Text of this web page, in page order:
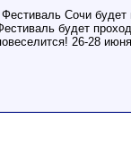
Сочи
будет
26-28